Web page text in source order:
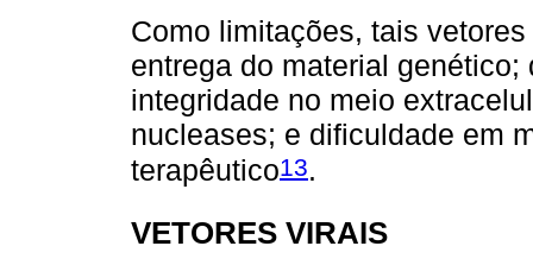
Como limitações, tais
entrega do material
integridade no meio
nucleases; e dificuldade em
terapêutico13.
VETORES VIRAIS